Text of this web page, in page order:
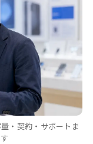
・契約・サポートま